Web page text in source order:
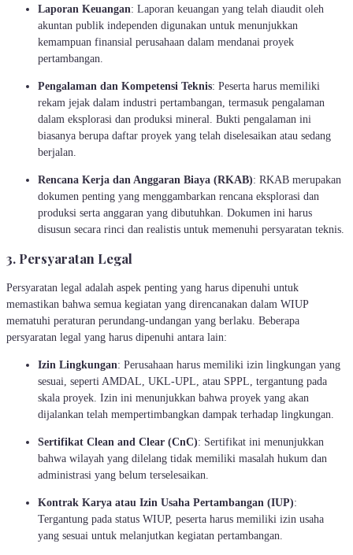
Laporan Keuangan: Laporan keuangan yang telah diaudit oleh
akuntan publik independen digunakan untuk menunjukkan
kemampuan finansial perusahaan dalam mendanai proyek
pertambangan.
Pengalaman dan Kompetensi Teknis: Peserta harus memiliki
rekam jejak dalam industri pertambangan, termasuk pengalaman
dalam eksplorasi dan produksi mineral. Bukti pengalaman ini
biasanya berupa daftar proyek yang telah diselesaikan atau sedang
berjalan.
Rencana Kerja dan Anggaran Biaya (RKAB): RKAB merupakan
dokumen penting yang menggambarkan rencana eksplorasi dan
produksi serta anggaran yang dibutuhkan. Dokumen ini harus
disusun secara rinci dan realistis untuk memenuhi persyaratan teknis.
3. Persyaratan Legal
Persyaratan legal adalah aspek penting yang harus dipenuhi untuk
memastikan bahwa semua kegiatan yang direncanakan dalam WIUP
mematuhi peraturan perundang-undangan yang berlaku. Beberapa
persyaratan legal yang harus dipenuhi antara lain:
Izin Lingkungan: Perusahaan harus memiliki izin lingkungan yang
sesuai, seperti AMDAL, UKL-UPL, atau SPPL, tergantung pada
skala proyek. Izin ini menunjukkan bahwa proyek yang akan
dijalankan telah mempertimbangkan dampak terhadap lingkungan.
Sertifikat Clean and Clear (CnC): Sertifikat ini menunjukkan
bahwa wilayah yang dilelang tidak memiliki masalah hukum dan
administrasi yang belum terselesaikan.
Kontrak Karya atau Izin Usaha Pertambangan (IUP):
Tergantung pada status WIUP, peserta harus memiliki izin usaha
yang sesuai untuk melanjutkan kegiatan pertambangan.